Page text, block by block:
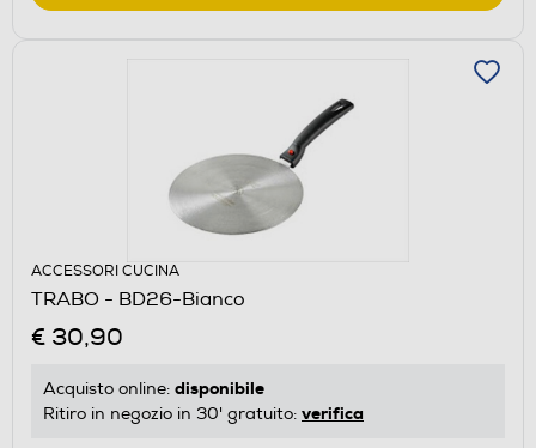
ACCESSORI CUCINA
TRABO - BD26-Bianco
€ 30,90
Acquisto online: disponibile
Ritiro in negozio in 30' gratuito: verifica